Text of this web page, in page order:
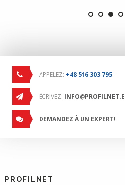
APPELEZ: +48 516 303 795
ÉCRIVEZ:
DEMANDEZ À UN EXPERT!
PROFILNET